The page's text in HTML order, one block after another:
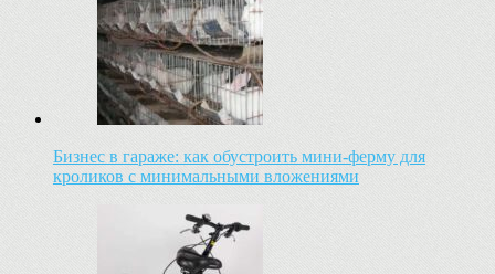
Бизнес в гараже: как обустроить мини-ферму для
кроликов с минимальными вложениями